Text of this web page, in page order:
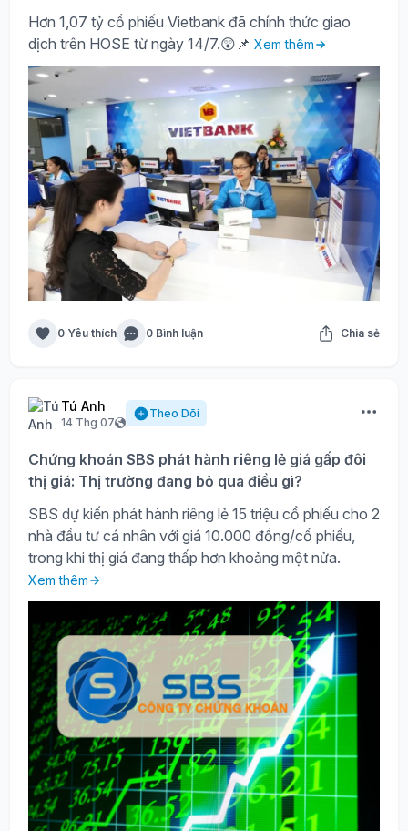
Hơn 1,07 tỷ cổ phiếu Vietbank đã chính thức giao
dịch trên HOSE từ ngày 14/7.😲📌 Xem thêm
0 Yêu thích 0 Bình luận Chia sẻ
Tú Anh
14 Thg 07
Theo Dõi
Chứng khoán SBS phát hành riêng lẻ giá gấp đôi
thị giá: Thị trường đang bỏ qua điều gì?
SBS dự kiến phát hành riêng lẻ 15 triệu cổ phiếu cho 2
nhà đầu tư cá nhân với giá 10.000 đồng/cổ phiếu,
trong khi thị giá đang thấp hơn khoảng một nửa.
Xem thêm